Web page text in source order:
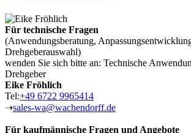
Für technische Fragen
(Anwendungsberatung,
Drehgeberauswahl)
wenden Sie sich bitte an: Technische
Drehgeber
Eike Fröhlich
Tel:+49 6722 9965414
➝sales-wa@wachendorff.de
Für kaufmännische Fragen und Angebote